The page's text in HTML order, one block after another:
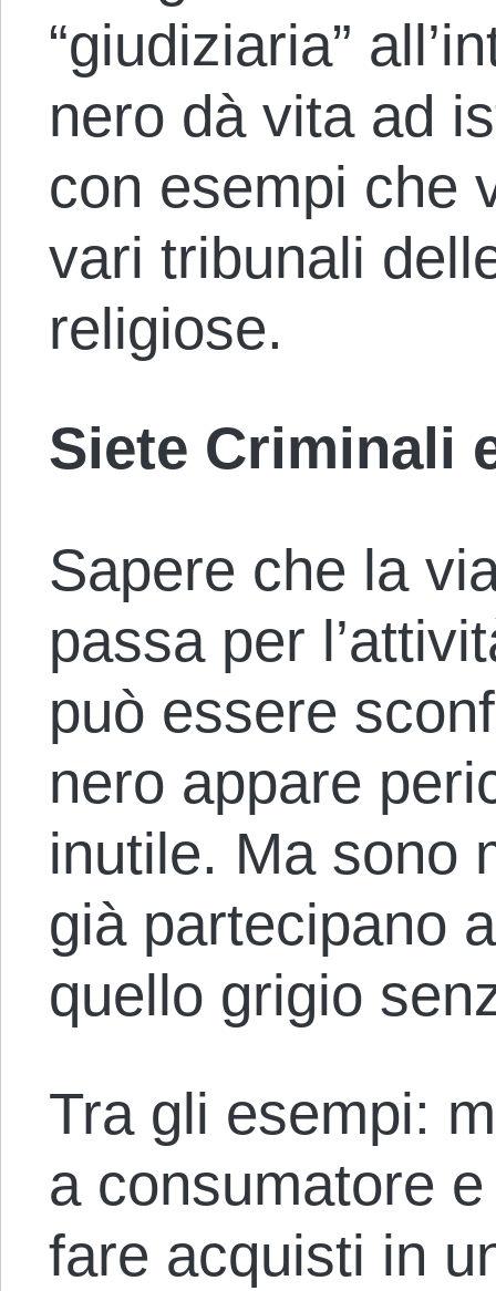
“giudiziaria”
nero dà vita ad
con esempi che
vari tribunali
religiose.
Siete Criminali
Sapere che la
passa per
può essere
nero appare
inutile. Ma sono
già partecipano
quello grigio
Tra gli esempi:
a consumatore
fare acquisti in